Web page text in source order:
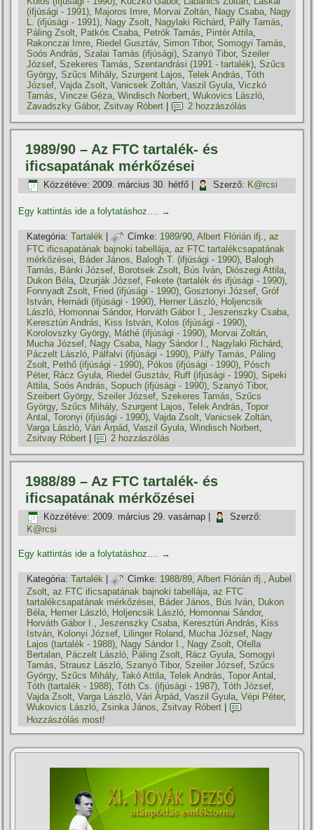
(ifjúsági - 1991) Majoros Imre Morvai Zoltán Nagy Csaba Nagy
L. (ifjúsági - 1991) Nagy Zsolt Nagylaki Richárd Pálfy Tamás
Páling Zsolt Patkós Csaba Petrók Tamás Pintér Attila
Rakonczai Imre Riedel Gusztáv,Simon Tibor,Somogyi Tamás
Soós András ,Szalai Tamás (ifjúsági) ,Szanyó Tibor,Szeiler
József ,Szekeres Tamás ,Szentandrási (1991 - tartalék) ,Szűcs
György,Szűcs Mihály,Szurgent Lajos ,Telek András ,Tóth
József ,Vajda Zsolt ,Vanicsek Zoltán ,Vaszil Gyula ,Viczkó
Tamás ,Vincze Géza ,Windisch Norbert ,Wukovics László
Zavadszky Gábor,Zsitvay Róbert 2 hozzászólás
1989/90 – Az FTC tartalék- és
ificsapatának mérkőzései
Közzétéve: 2009. március 30. hétfő Szerző: K@rcsi
Egy kattintás ide a folytatáshoz.... →
Kategória: Tartalék Címke: 1989/90 ,Albert Flórián ifj. ,az
FTC ificsapatának bajnoki tabellája ,az FTC tartalékcsapatának
mérkőzései
Báder János Balogh T. (ifjúsági - 1990) Balogh
Tamás
Bánki József Borotsek Zsolt Bús Iván Diószegi Attila
Dukon Béla Dzurják József Fekete (tartalék és ifjúsági - 1990)
Fonnyadt Zsolt Fried (ifjúsági - 1990) ,Gosztonyi József ,Gróf
István Hernádi (ifjúsági - 1990) Herner László Holjencsik
László Homonnai Sándor, Horváth Gábor I. ,Jeszenszky Csaba
Keresztúri András
Kiss István Kolos (ifjúsági - 1990)
Korolovszky György, Máthé (ifjúsági - 1990) Morvai Zoltán
Mucha József Nagy Csaba Nagy Sándor I. Nagylaki Richárd
Páczelt László Pálfalvi (ifjúsági - 1990) Pálfy Tamás
Páling
Zsolt Pethő (ifjúsági - 1990) Pókos (ifjúsági - 1990) Pósch
Péter, Rácz Gyula Riedel Gusztáv, Ruff (ifjúsági - 1990) ,Sipeki
Attila ,Soós András ,Sopuch (ifjúsági - 1990) ,Szanyó Tibor,
Szeibert György,Szeiler József ,Szekeres Tamás ,Szűcs
György,Szűcs Mihály,Szurgent Lajos ,Telek András ,Topor
Antal ,Toronyi (ifjúsági - 1990) ,Vajda Zsolt ,Vanicsek Zoltán
Varga László ,Vári Árpád ,Vaszil Gyula ,Windisch Norbert
Zsitvay Róbert
2 hozzászólás
1988/89 – Az FTC tartalék- és
ificsapatának mérkőzései
Közzétéve: 2009. március 29. vasárnap
Szerző:
K@rcsi
Egy kattintás ide a folytatáshoz.... →
Kategória: Tartalék Címke: 1988/89 ,Albert Flórián ifj. ,Aubel
Zsolt ,az FTC ificsapatának bajnoki tabellája ,az FTC
tartalékcsapatának mérkőzései
Báder János Bús Iván Dukon
Béla Herner László Holjencsik László Homonnai Sándor,
Horváth Gábor I.
,Jeszenszky Csaba Keresztúri András
Kiss
István Kolonyi József Lilinger Roland Mucha József Nagy
Lajos (tartalék - 1988) Nagy Sándor I. Nagy Zsolt ,Ofella
Bertalan Páczelt László Páling Zsolt Rácz Gyula ,Somogyi
Tamás ,Strausz László ,Szanyó Tibor,Szeiler József ,Szűcs
György,Szűcs Mihály,Takó Attila ,Telek András ,Topor Antal
Tóth (tartalék - 1988) ,Tóth Cs. (ifjúsági - 1987) ,Tóth József
Vajda Zsolt ,Varga László ,Vári Árpád ,Vaszil Gyula ,Vépi Péter,
Wukovics László ,Zsinka János ,Zsitvay Róbert
Hozzászólás most!